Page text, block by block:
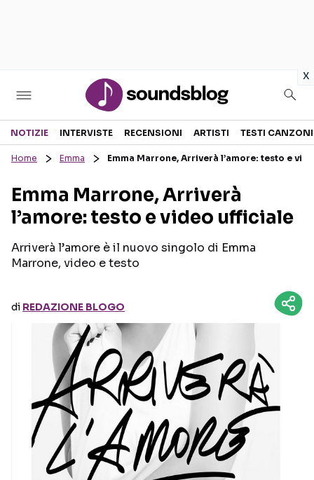
x
Sezioni
RECENSIONI MUSICALI
INTERVISTE
GOSSIP E CURIOSITÀ
TESTI CANZONI
TOUR ED EVENTI
TALENT SHOW
Seguici sui social
NOTIZIE INTERVISTE RECENSIONI ARTISTI TESTI CANZONI
Home Emma Emma Marrone, Arriverà l’amore: testo e
Emma Marrone, Arriverà
l’amore: testo e video ufficiale
Arriverà l’amore è il nuovo singolo di Emma
Marrone, video e testo
di REDAZIONE BLOGO